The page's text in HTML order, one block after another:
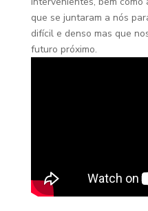
que se juntaram a nós
difícil e denso mas que
futuro próximo.